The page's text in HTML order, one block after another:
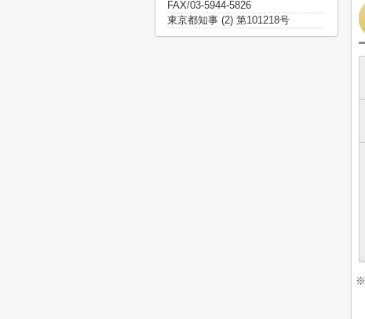
※
FAX/03-5944-5826
東京都知事 (2) 第101218号